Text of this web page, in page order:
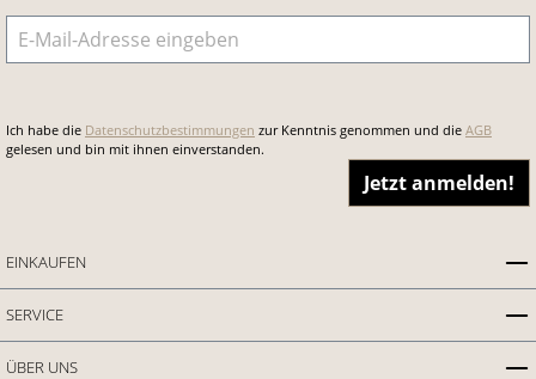
E-Mail-Adresse
Ich habe die Datenschutzbestimmungen zur Kenntnis genommen und die AGB
gelesen und bin mit ihnen einverstanden.
Jetzt anmelden!
EINKAUFEN
SERVICE
ÜBER UNS